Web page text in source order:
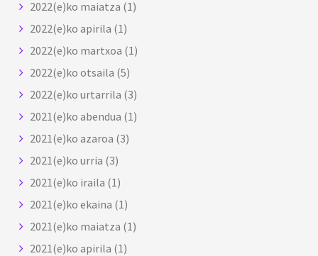
2022(e)ko maiatza (1)
2022(e)ko apirila (1)
2022(e)ko martxoa (1)
2022(e)ko otsaila (5)
2022(e)ko urtarrila (3)
2021(e)ko abendua (1)
2021(e)ko azaroa (3)
2021(e)ko urria (3)
2021(e)ko iraila (1)
2021(e)ko ekaina (1)
2021(e)ko maiatza (1)
2021(e)ko apirila (1)